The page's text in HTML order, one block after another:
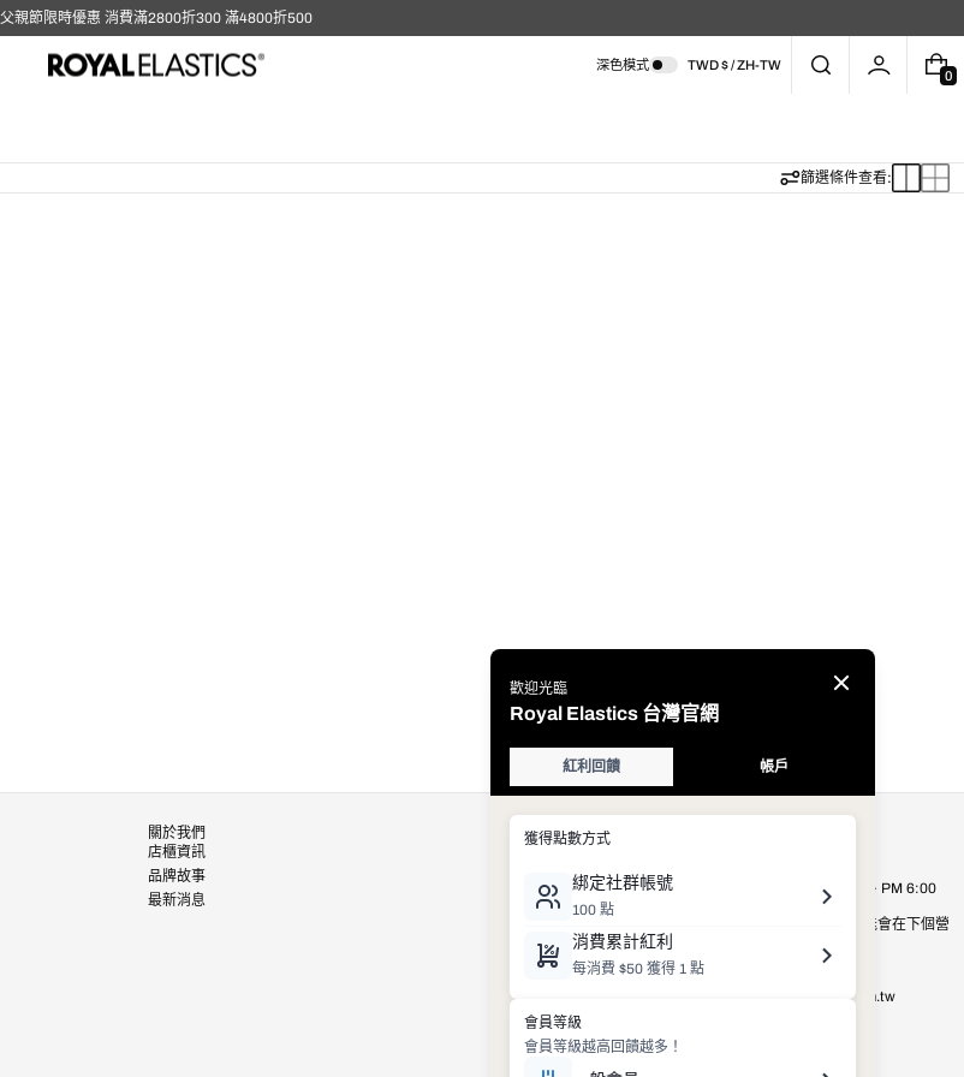
父親節限時優惠 消費滿2800折300 滿4800折500
深色模式 TWD $ / ZH-TW
0
0
篩選條件查看:
換
切
換
關於我們
店櫃資訊
品牌故事
最新消息
營業時間：週一至週五 AM 9:00 ~ PM 6:00
營業時間以外的客服詢問，有可能會在下個營
業日才進行處理，敬請見諒。
E-mail：
shop_service@royalelastics.com.tw